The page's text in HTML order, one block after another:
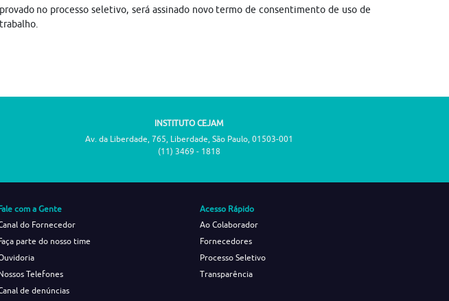
no processo seletivo, será assinado novo termo de consentimento de uso de
INSTITUTO CEJAM
Av. da Liberdade, 765, Liberdade, São Paulo, 01503-001
(11) 3469 - 1818
com a Gente
do Fornecedor
parte do nosso time
Telefones
de denúncias
Acesso Rápido
Ao Colaborador
Fornecedores
Processo Seletivo
Transparência